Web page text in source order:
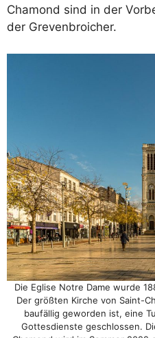
Chamond sind in der
der Grevenbroicher.
Die Eglise Notre Dame wurde
Der größten Kirche von Saint-
baufällig geworden ist, eine
Gottesdienste geschlossen.